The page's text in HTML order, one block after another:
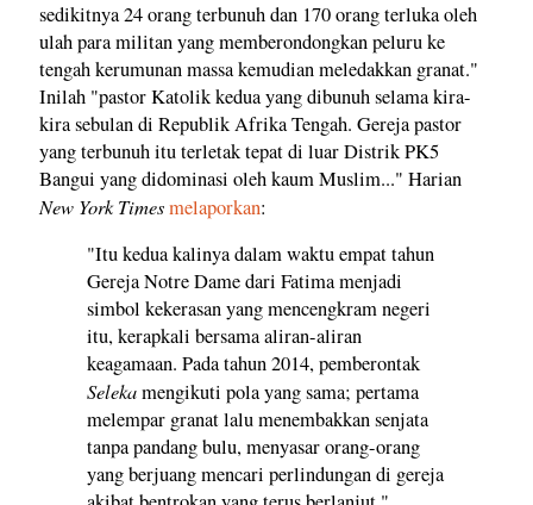
sedikitnya 24 orang terbunuh dan 170 orang terluka oleh
ulah para militan yang memberondongkan peluru ke
tengah kerumunan massa kemudian meledakkan granat."
Inilah "pastor Katolik kedua yang dibunuh selama kira-
kira sebulan di Republik Afrika Tengah. Gereja pastor
yang terbunuh itu terletak tepat di luar Distrik PK5
Bangui yang didominasi oleh kaum Muslim..." Harian
New York Timesmelaporkan:
"Itu kedua kalinya dalam waktu empat tahun
Gereja Notre Dame dari Fatima menjadi
simbol kekerasan yang mencengkram negeri
itu, kerapkali bersama aliran-aliran
keagamaan. Pada tahun 2014, pemberontak
Selekamengikuti pola yang sama; pertama
melempar granat lalu menembakkan senjata
tanpa pandang bulu, menyasar orang-orang
yang berjuang mencari perlindungan di gereja